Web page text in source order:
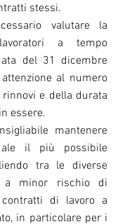
stessi.
valutare la
a tempo
del 31 dicembre
al numero
e della durata
essere.
mantenere
il più possibile
tra le diverse
a minor rischio di
di lavoro a
in particolare per i